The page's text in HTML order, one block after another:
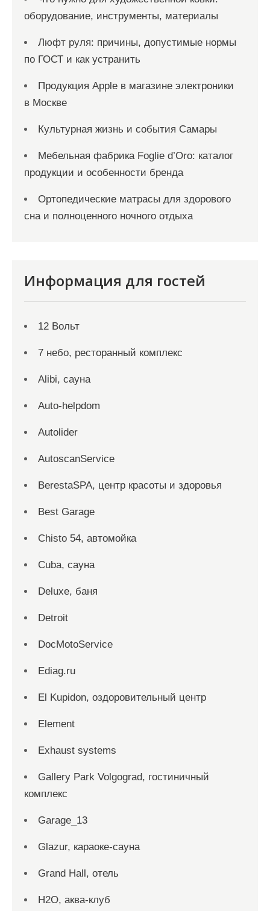
оборудование, инструменты, материалы
Люфт руля: причины, допустимые нормы
по ГОСТ и как устранить
Продукция Apple в магазине электроники
в Москве
Культурная жизнь и события Самары
Мебельная фабрика Foglie d’Oro: каталог
продукции и особенности бренда
Ортопедические матрасы для здорового
сна и полноценного ночного отдыха
Информация для гостей
12 Вольт
7 небо, ресторанный комплекс
Alibi, сауна
Auto-helpdom
Autolider
AutoscanService
BerestaSPA, центр красоты и здоровья
Best Garage
Chisto 54, автомойка
Cuba, сауна
Deluxe, баня
Detroit
DocMotoService
Ediag.ru
El Kupidon, оздоровительный центр
Element
Exhaust systems
Gallery Park Volgograd, гостиничный
комплекс
Garage_13
Glazur, караоке-сауна
Grand Hall, отель
H2O, аква-клуб